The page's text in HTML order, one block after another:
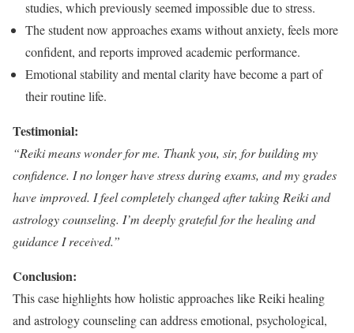
studies, which previously seemed impossible due to stress.
The student now approaches exams without anxiety, feels more
confident, and reports improved academic performance.
Emotional stability and mental clarity have become a part of
their routine life.
Testimonial:
“Reiki means wonder for me. Thank you, sir, for building my
confidence. I no longer have stress during exams, and my grades
have improved. I feel completely changed after taking Reiki and
astrology counseling. I’m deeply grateful for the healing and
guidance I received.”
Conclusion:
This case highlights how holistic approaches like Reiki healing
and astrology counseling can address emotional, psychological,